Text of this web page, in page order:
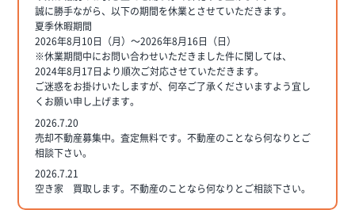
誠に勝手ながら、以下の期間を休業とさせていただきます。
夏季休暇期間
2026年8月10日（月）～2026年8月16日（日）
※休業期間中にお問い合わせいただきました件に関しては、
2024年8月17日より順次ご対応させていただきます。
ご迷惑をお掛けいたしますが、何卒ご了承くださいますよう宜し
くお願い申し上げます。
2026.7.20
売却不動産募集中。査定無料です。不動産のことなら何なりとご
相談下さい。
2026.7.21
空き家 買取します。不動産のことなら何なりとご相談下さい。